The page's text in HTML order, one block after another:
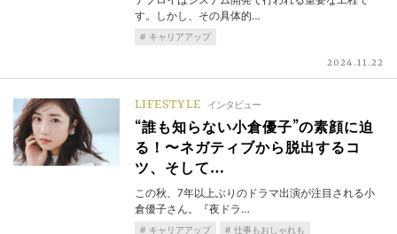
す。しかし、その具体的…
キャリアアップ
2024.11.22
LIFESTYLE インタビュー
“誰も知らない小倉優子”の素顔に迫
る！〜ネガティブから脱出するコ
ツ、そして…
この秋、7年以上ぶりのドラマ出演が注目される小
倉優子さん。『夜ドラ…
キャリアアップ
仕事もおしゃれも